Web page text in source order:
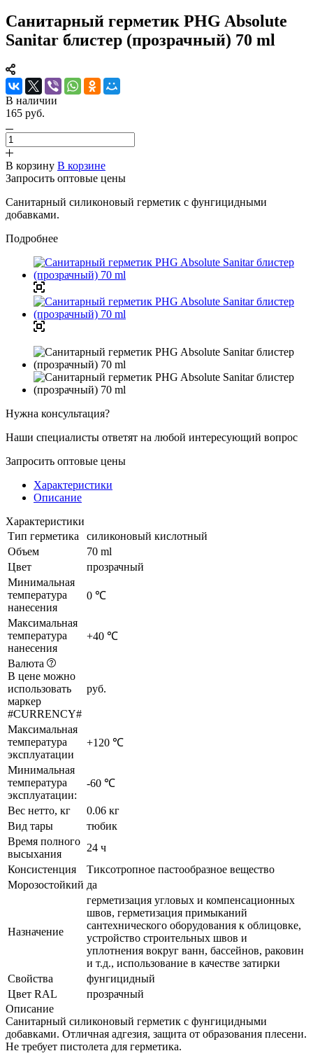
Санитарный герметик PHG Absolute
Sanitar блистер (прозрачный) 70 ml
В наличии
165 руб.
В корзину В корзине
Запросить оптовые цены
Санитарный силиконовый герметик с фунгицидными
добавками.
Подробнее
Нужна консультация?
Наши специалисты ответят на любой интересующий вопрос
Запросить оптовые цены
Характеристики
Описание
Характеристики
Тип герметика
силиконовый кислотный
Объем
70 ml
Цвет
прозрачный
Минимальная
температура
нанесения
0 ℃
Максимальная
температура
нанесения
+40 ℃
Валюта
В цене можно
использовать
маркер
#CURRENCY#
руб.
Максимальная
температура
эксплуатации
+120 ℃
Минимальная
температура
эксплуатации:
-60 ℃
Вес нетто, кг
0.06 кг
Вид тары
тюбик
Время полного
высыхания
24 ч
Консистенция
Тиксотропное пастообразное вещество
Морозостойкий да
Назначение
герметизация угловых и компенсационных
швов, герметизация примыканий
сантехнического оборудования к облицовке,
устройство строительных швов и
уплотнения вокруг ванн, бассейнов, раковин
и т.д., использование в качестве затирки
Свойства
фунгицидный
Цвет RAL
прозрачный
Описание
Санитарный силиконовый герметик с фунгицидными
добавками. Отличная адгезия, защита от образования плесени.
Не требует пистолета для герметика.